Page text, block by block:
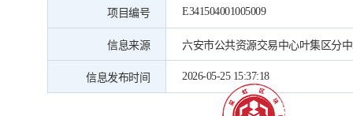
项目编号 E341504001005009
信息来源 六安市公共资源交易中心叶集区分
信息发布时间 2026-05-25 15:37:18